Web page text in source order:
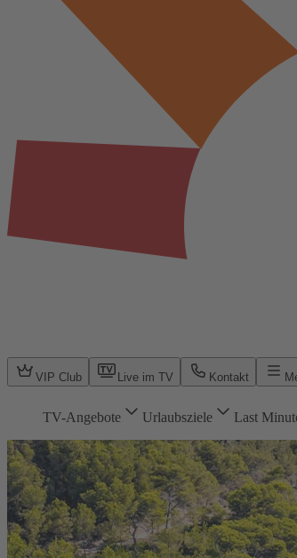
VIP Club Live im TV Kontakt
TV-Angebote Urlaubsziele Last